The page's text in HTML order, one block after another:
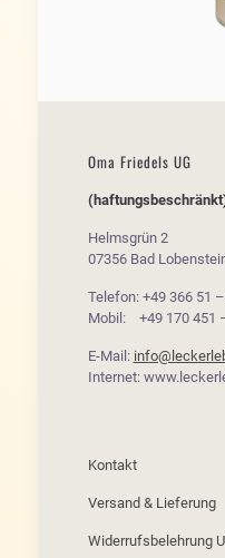
Oma Friedels UG
Helmsgrün 2
07356 Bad
Telefon: +49 366 51
Mobil: +49 170 451
E-Mail:
Internet:
Kontakt
Versand & Lieferung
Widerrufsbelehrung